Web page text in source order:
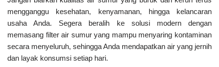
mengganggu kesehatan, kenyamanan, hingga kelancaran
usaha Anda. Segera beralih ke solusi modern dengan
memasang filter air sumur yang mampu menyaring kontaminan
secara menyeluruh, sehingga Anda mendapatkan air yang jernih
dan layak konsumsi setiap hari.